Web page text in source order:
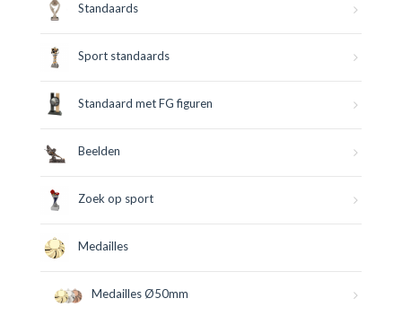
Standaards
Sport standaards
Standaard met FG figuren
Beelden
Zoek op sport
Medailles
Medailles Ø50mm